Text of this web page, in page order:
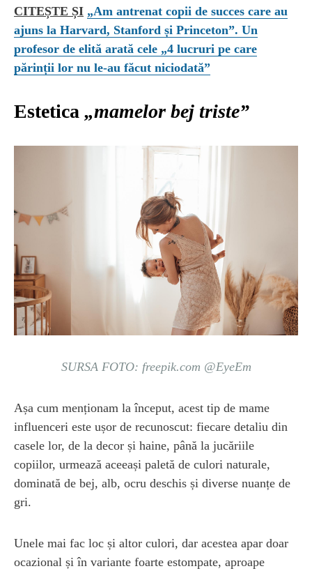
CITEȘTE ȘI „Am antrenat copii de succes care au
ajuns la Harvard, Stanford și Princeton”. Un
profesor de elită arată cele „4 lucruri pe care
părinții lor nu le-au făcut niciodată”
Estetica „mamelor bej triste”
SURSA FOTO: freepik.com @EyeEm
Așa cum menționam la început, acest tip de mame
influenceri este ușor de recunoscut: fiecare detaliu din
casele lor, de la decor și haine, până la jucăriile
copiilor, urmează aceeași paletă de culori naturale,
dominată de bej, alb, ocru deschis și diverse nuanțe de
gri.
Unele mai fac loc și altor culori, dar acestea apar doar
ocazional și în variante foarte estompate, aproape